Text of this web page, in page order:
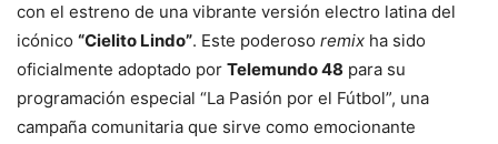
con el estreno de una vibrante versión electro latina del
icónico “Cielito Lindo”. Este poderoso remix ha sido
oficialmente adoptado por Telemundo 48 para su
programación especial “La Pasión por el Fútbol”, una
campaña comunitaria que sirve como emocionante